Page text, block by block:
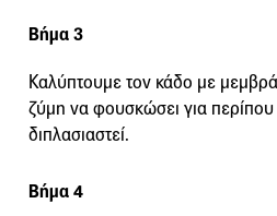
Βήμα 3
Καλύπτουμε τον κάδο με
ζύμη να φουσκώσει για
διπλασιαστεί.
Βήμα 4